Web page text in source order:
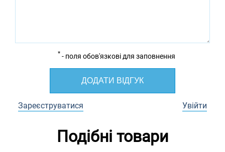
* - поля обов'язкові для заповнення
ДОДАТИ ВІДГУК
Зареєструватися Увійти
Подібні товари